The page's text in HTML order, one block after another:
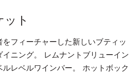
ット
フィーチャーした新しいブティッ
イニング。 レムナントブリューイン
レベルワインバー。 ホットボック